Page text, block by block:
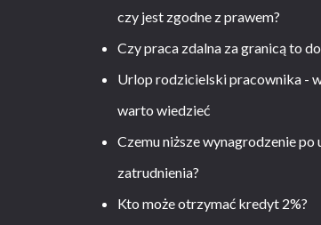
czy jest zgodne z prawem?
Czy praca zdalna za granicą to
Urlop rodzicielski pracownika -
warto wiedzieć
Czemu niższe wynagrodzenie po
zatrudnienia?
Kto może otrzymać kredyt 2%?